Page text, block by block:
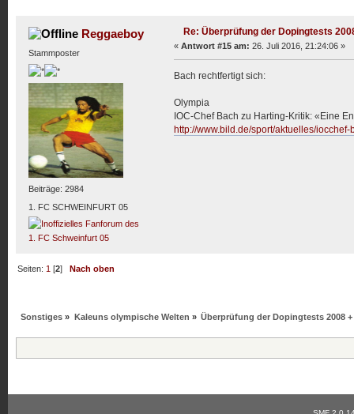
Reggaeboy
Stammposter
Beiträge: 2984
1. FC SCHWEINFURT 05
Re: Überprüfung der Dopingtests
« Antwort #15 am: 26. Juli 2016, 21:24:06 »
Bach rechtfertigt sich:
Olympia
IOC-Chef Bach zu Harting-Kritik: «Eine
http://www.bild.de/sport/aktuelles/
Seiten: 1 [2]Nach oben
Sonstiges » Kaleuns olympische Welten » Überprüfung der Dopingtests 2008 +